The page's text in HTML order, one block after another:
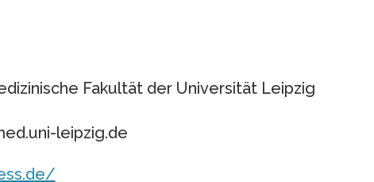
Fakultät der Universität Leipzig
leipzig.de